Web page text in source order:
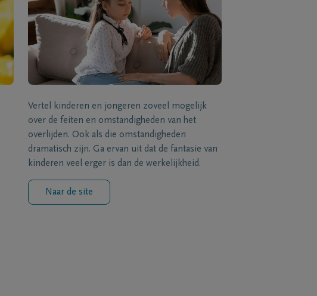
Vertel kinderen en jongeren zoveel mogelijk
over de feiten en omstandigheden van het
overlijden. Ook als die omstandigheden
dramatisch zijn. Ga ervan uit dat de fantasie van
kinderen veel erger is dan de werkelijkheid.
Naar de site